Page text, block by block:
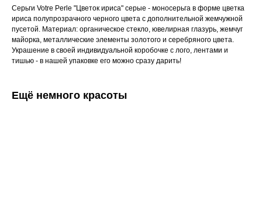
Серьги Votre Perle "Цветок ириса" серые - моносерьга в форме цветка
ириса полупрозрачного черного цвета с дополнительной жемчужной
пусетой. Материал: органическое стекло, ювелирная глазурь, жемчуг
майорка, металлические элементы золотого и серебряного цвета.
Украшение в своей индивидуальной коробочке с лого, лентами и
тишью - в нашей упаковке его можно сразу дарить!
Ещё немного красоты